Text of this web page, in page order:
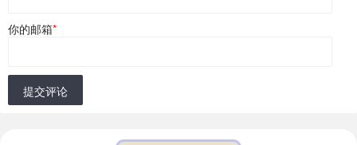
你的邮箱*
提交评论